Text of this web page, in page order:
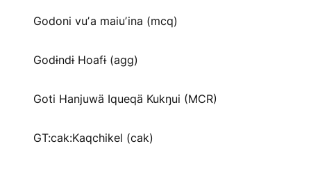
Godoni vuʼa maiuʼina (mcq)
Godɨndɨ Hoafɨ (agg)
Goti Hanjuwä Iqueqä Kukŋui (MCR)
GT:cak:Kaqchikel (cak)